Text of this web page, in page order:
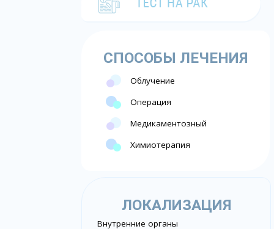
СПОСОБЫ ЛЕЧЕНИЯ
Облучение
Операция
Медикаментозный
Химиотерапия
ЛОКАЛИЗАЦИЯ
Внутренние органы